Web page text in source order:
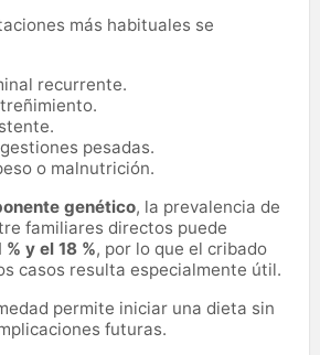
más habituales se
recurrente.
pesadas.
o malnutrición.
genético, la prevalencia de
familiares directos puede
% y el 18 %, por lo que el cribado
casos resulta especialmente útil.
permite iniciar una dieta sin
futuras.